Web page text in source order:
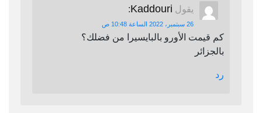
يقول Kaddouri
:
26 سبتمبر، 2022 الساعة 10:48 ص
كم قيمت الأورو بالبايسيرا من فضلك؟
بالجزائر
رد